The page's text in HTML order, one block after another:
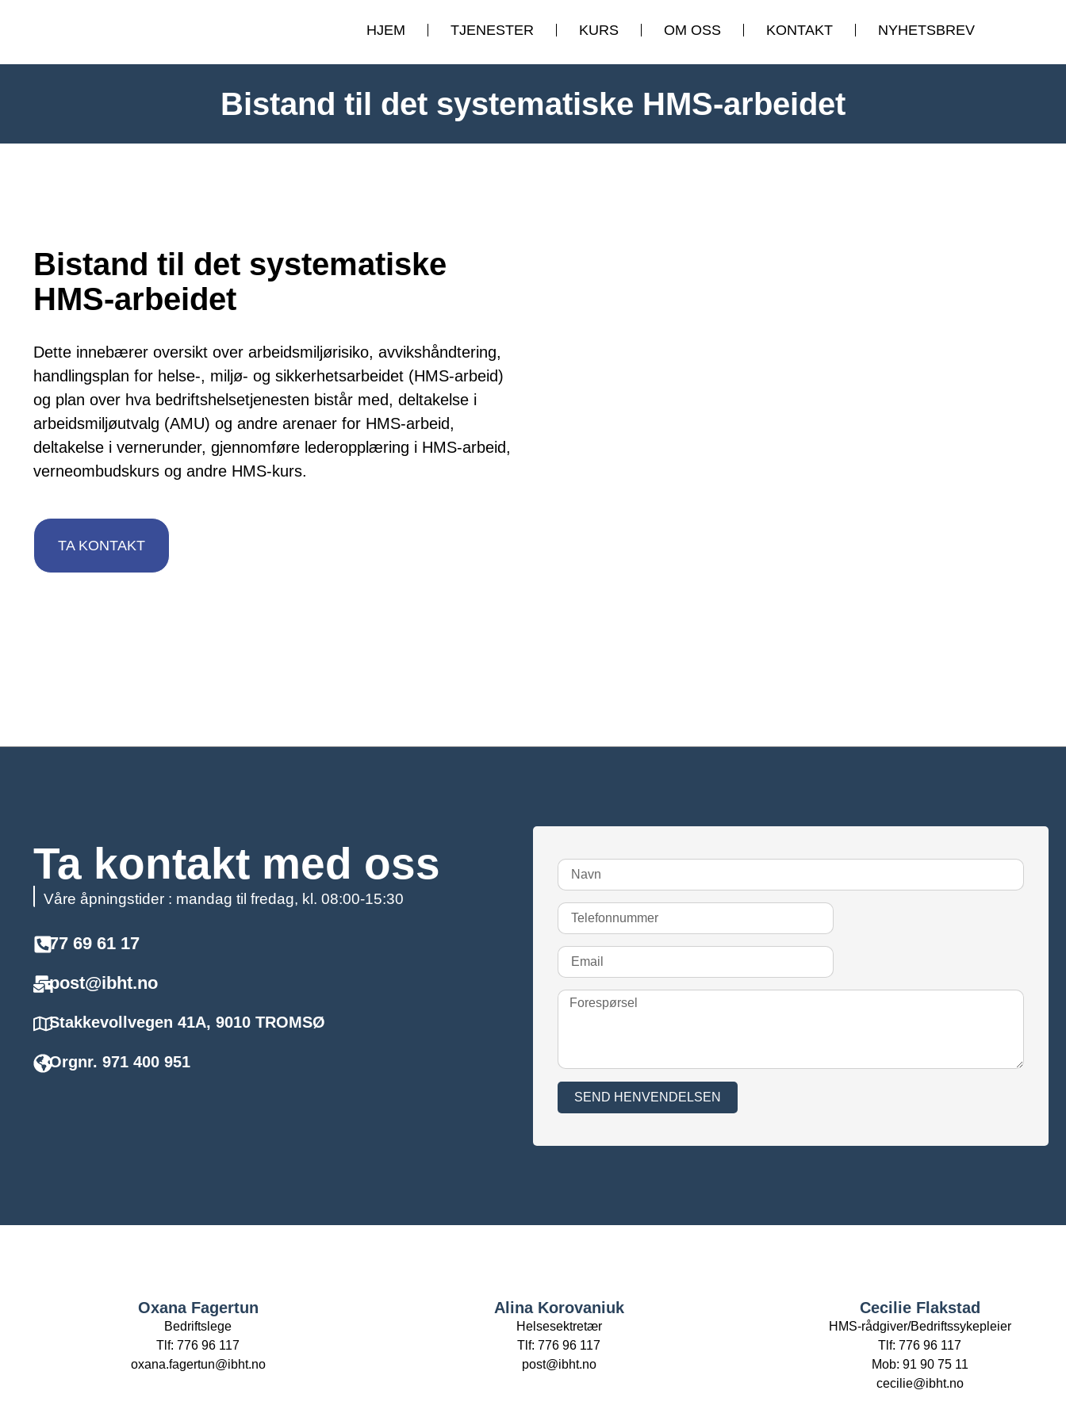
HJEM TJENESTER KURS OM OSS KONTAKT NYHETSBREV
Bistand til det systematiske HMS-arbeidet
Bistand til det systematiske
HMS-arbeidet
Dette innebærer oversikt over arbeidsmiljørisiko, avvikshåndtering,
handlingsplan for helse-, miljø- og sikkerhetsarbeidet (HMS-arbeid)
og plan over hva bedriftshelsetjenesten bistår med, deltakelse i
arbeidsmiljøutvalg (AMU) og andre arenaer for HMS-arbeid,
deltakelse i vernerunder, gjennomføre lederopplæring i HMS-arbeid,
verneombudskurs og andre HMS-kurs.
TA KONTAKT
Ta kontakt med oss
Våre åpningstider : mandag til fredag, kl. 08:00-15:30
77 69 61 17
post@ibht.no
Stakkevollvegen 41A, 9010 TROMSØ
Orgnr. 971 400 951
SEND HENVENDELSEN
Oxana Fagertun
Bedriftslege
Tlf: 776 96 117
oxana.fagertun@ibht.no
Alina Korovaniuk
Helsesektretær
Tlf: 776 96 117
post@ibht.no
Cecilie Flakstad
HMS-rådgiver/Bedriftssykepleier
Tlf: 776 96 117
Mob: 91 90 75 11
cecilie@ibht.no